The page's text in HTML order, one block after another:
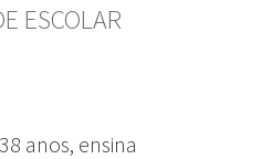
ESCOLAR
anos, ensina